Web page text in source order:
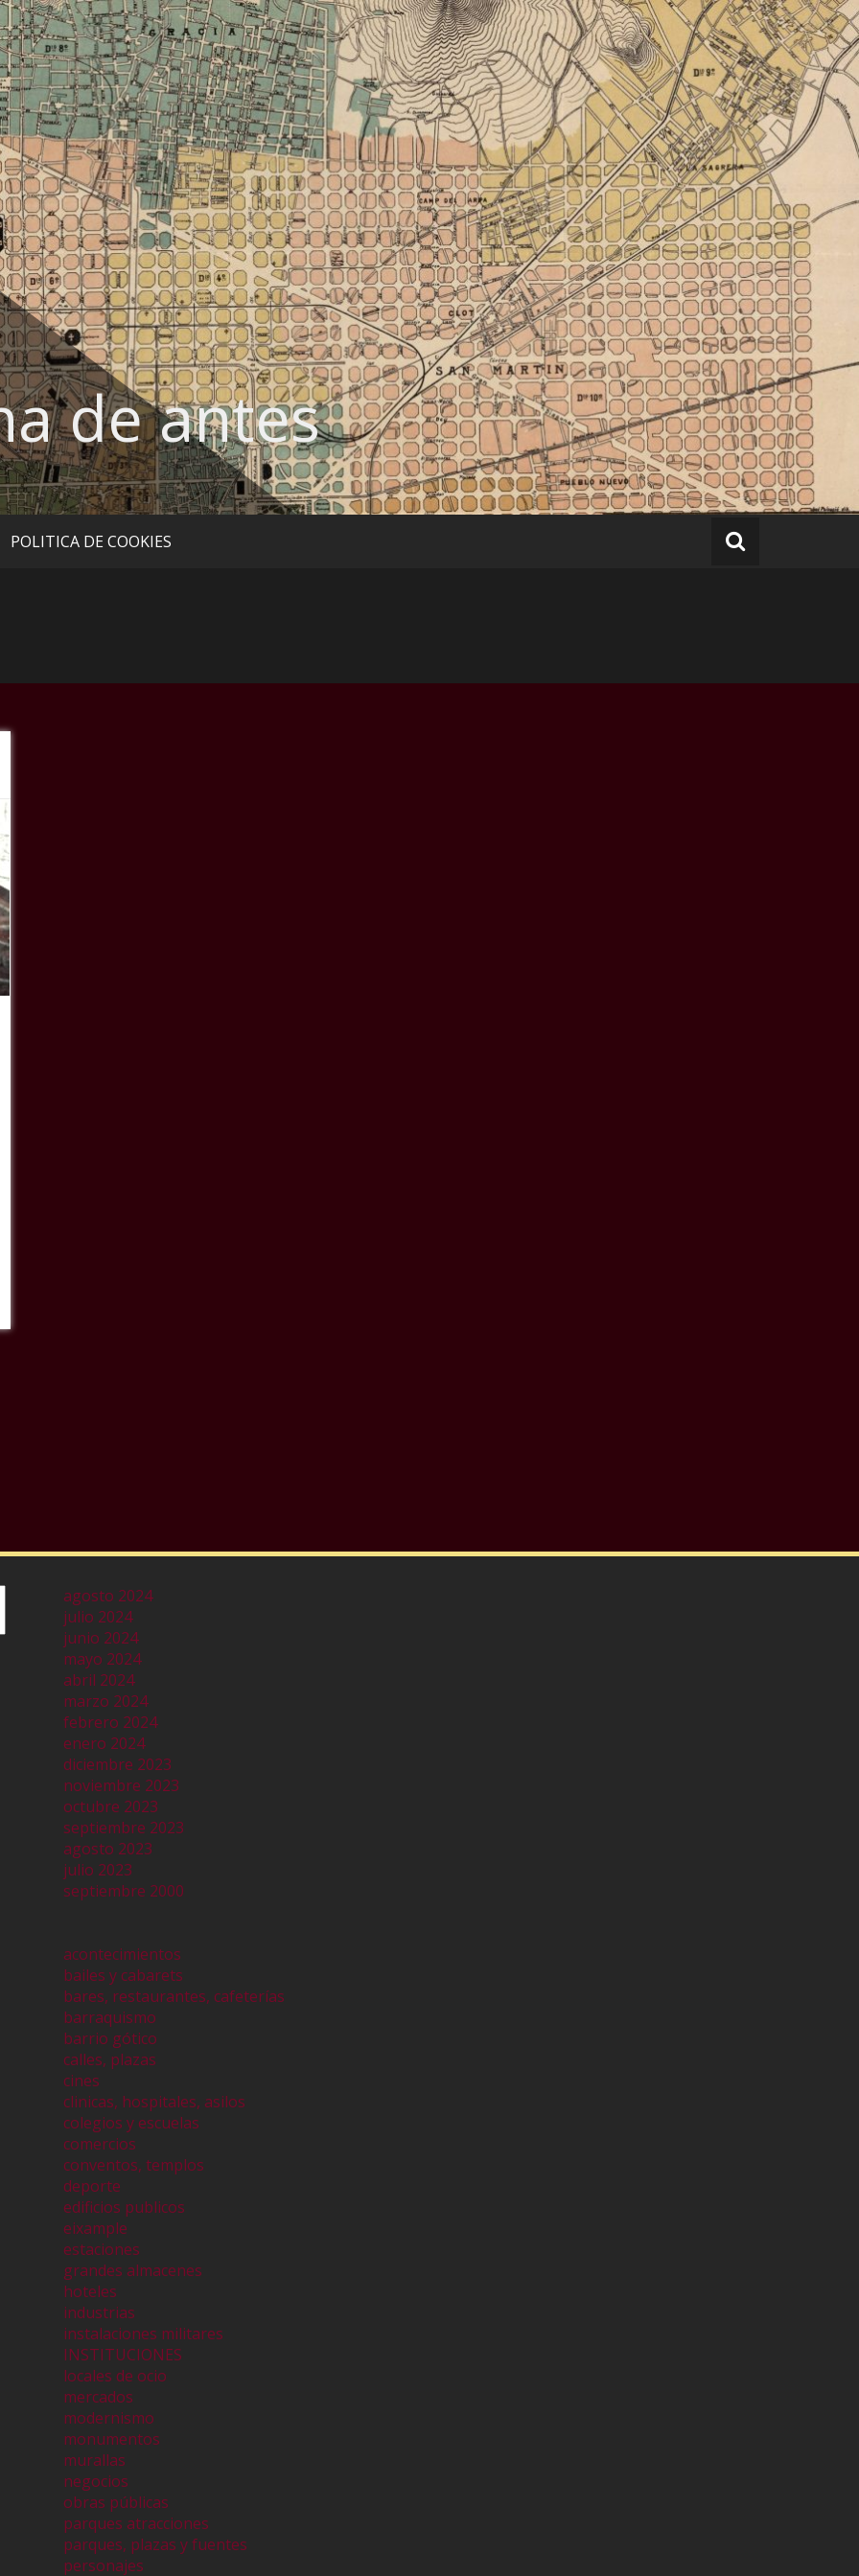
de antes
POLITICA DE COOKIES
agosto 2024
julio 2024
junio 2024
mayo 2024
abril 2024
marzo 2024
febrero 2024
enero 2024
diciembre 2023
noviembre 2023
octubre 2023
septiembre 2023
agosto 2023
julio 2023
septiembre 2000
acontecimientos
bailes y cabarets
bares, restaurantes, cafeterías
barraquismo
barrio gótico
calles, plazas
cines
clinicas, hospitales, asilos
colegios y escuelas
comercios
conventos, templos
deporte
edificios publicos
eixample
estaciones
grandes almacenes
hoteles
industrias
instalaciones militares
INSTITUCIONES
locales de ocio
mercados
modernismo
monumentos
murallas
negocios
obras públicas
parques atracciones
parques, plazas y fuentes
personajes